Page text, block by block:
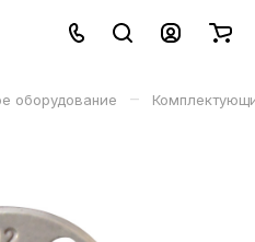
оборудование –